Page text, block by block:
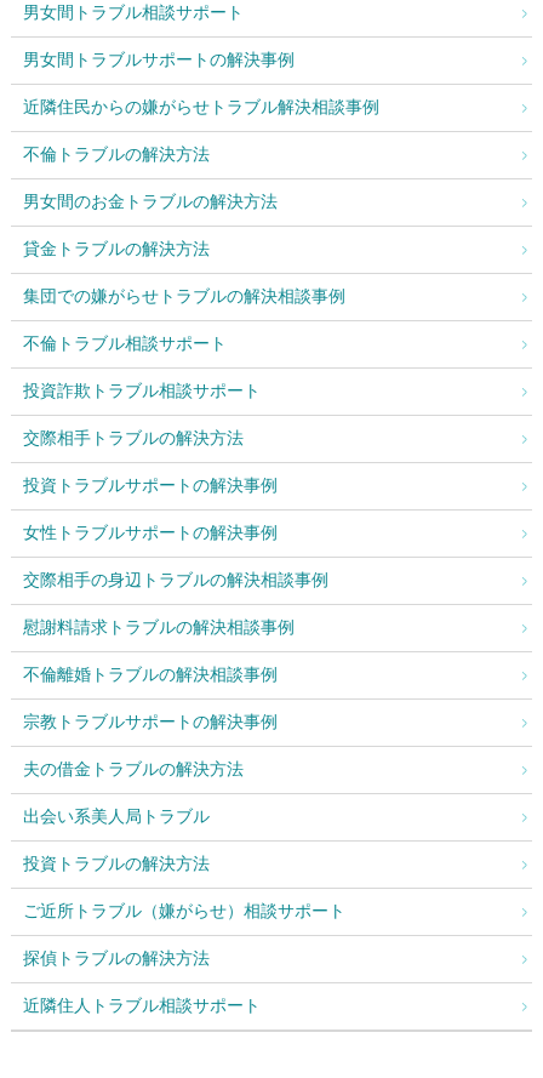
男女間トラブル相談サポート
男女間トラブルサポートの解決事例
近隣住民からの嫌がらせトラブル解決相談事例
不倫トラブルの解決方法
男女間のお金トラブルの解決方法
貸金トラブルの解決方法
集団での嫌がらせトラブルの解決相談事例
不倫トラブル相談サポート
投資詐欺トラブル相談サポート
交際相手トラブルの解決方法
投資トラブルサポートの解決事例
女性トラブルサポートの解決事例
交際相手の身辺トラブルの解決相談事例
慰謝料請求トラブルの解決相談事例
不倫離婚トラブルの解決相談事例
宗教トラブルサポートの解決事例
夫の借金トラブルの解決方法
出会い系美人局トラブル
投資トラブルの解決方法
ご近所トラブル（嫌がらせ）相談サポート
探偵トラブルの解決方法
近隣住人トラブル相談サポート